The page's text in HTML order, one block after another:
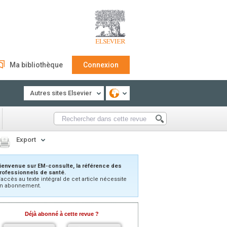
Ma bibliothèque Connexion
Autres sites Elsevier
Export
sur EM-consulte, la référence des
de santé.
au texte intégral de cet article nécessite
abonnement.
Déjà abonné à cette revue ?